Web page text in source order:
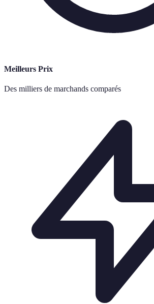
Meilleurs Prix
Des milliers de marchands comparés